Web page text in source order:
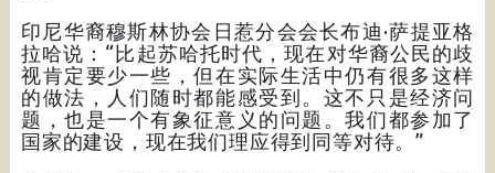
印尼华裔穆斯林协会日惹分会会长布迪·萨提亚格
拉哈说：“比起苏哈托时代，现在对华裔公民的歧
视肯定要少一些，但在实际生活中仍有很多这样
的做法，人们随时都能感受到。这不只是经济问
题，也是一个有象征意义的问题。我们都参加了
国家的建设，现在我们理应得到同等对待。”